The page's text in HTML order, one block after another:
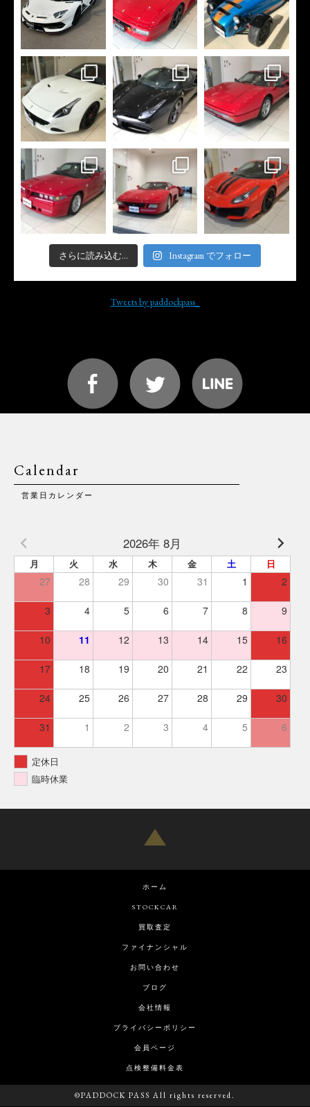
さらに読み込む... Instagram でフォロー
Tweets by paddockpass_
Calendar
営業日カレンダー
2026年 8月
月 火 水 木 金 土 日
27 28 29 30 31 1 2
3 4 5 6 7 8 9
10 11 12 13 14 15 16
17 18 19 20 21 22 23
24 25 26 27 28 29 30
31 1 2 3 4 5 6
定休日
臨時休業
ホーム
STOCKCAR
買取査定
ファイナンシャル
お問い合わせ
ブログ
会社情報
プライバシーポリシー
会員ページ
点検整備料金表
©PADDOCK PASS All rights reserved.